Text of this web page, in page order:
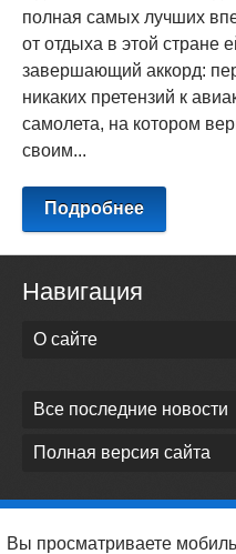
полная самых лучших
от отдыха в этой стране
завершающий аккорд:
никаких претензий к
самолета, на котором
своим...
Подробнее
Навигация
О сайте
Все последние новости
Полная версия сайта
Вы просматриваете